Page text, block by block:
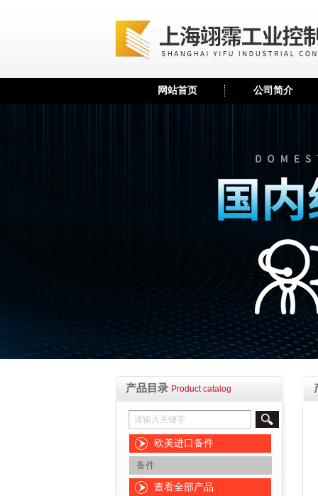
网站首页 公司简介
产品目录 Product catalog
欧美进口备件
备件
查看全部产品